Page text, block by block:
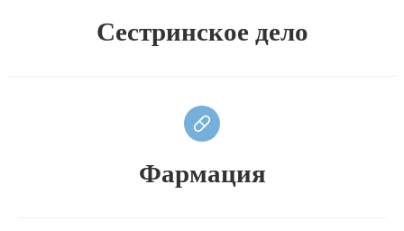
Сестринское дело
Фармация